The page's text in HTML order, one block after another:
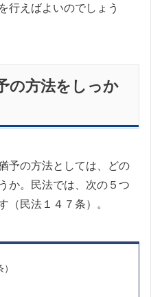
行えばよいのでしょう
の方法をしっか
予の方法としては、どの
か。民法では、次の５つ
（民法１４７条）。